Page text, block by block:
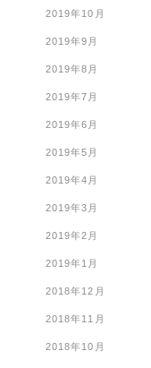
2019年10月
2019年9月
2019年8月
2019年7月
2019年6月
2019年5月
2019年4月
2019年3月
2019年2月
2019年1月
2018年12月
2018年11月
2018年10月